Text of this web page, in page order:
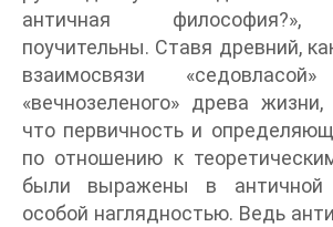
античная философия?»,
поучительны. Ставя древний,
взаимосвязи
«вечнозеленого» древа
что первичность и
по отношению к
были выражены в античной
особой наглядностью. Ведь